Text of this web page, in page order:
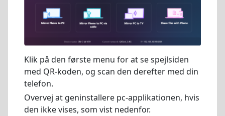
Klik på den første menu for at se spejlsiden
med QR-koden, og scan den derefter med din
telefon.
Overvej at geninstallere pc-applikationen, hvis
den ikke vises, som vist nedenfor.